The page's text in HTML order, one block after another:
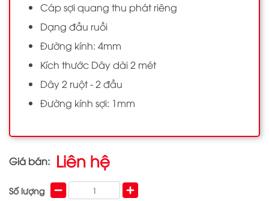
Cáp sợi quang thu phát riêng
Dạng đầu ruồi
Đường kính: 4mm
Kích thước Dây dài 2 mét
Dây 2 ruột - 2 đầu
Đường kính sợi: 1mm
Giá bán: Liên hệ
Số lượng